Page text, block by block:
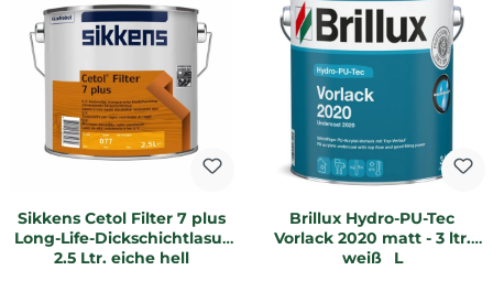
Sikkens Cetol Filter 7 plus
Long-Life-Dickschichtlasur
2,5 Ltr. eiche hell
Brillux Hydro-PU-Tec
Vorlack 2020 matt - 3 ltr.
weiß _L